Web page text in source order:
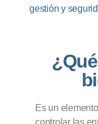
gestión y
Es un
controlar las